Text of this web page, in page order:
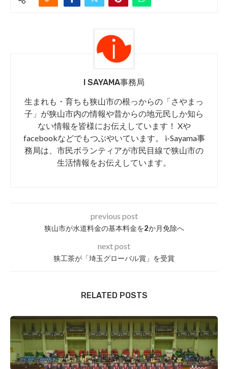
I SAYAMA事務局
生まれも・育ちも狭山市の根っからの「さやまっ
子」が狭山市内の情報や昔からの地元民しか知ら
ない情報を皆様にお伝えしています！ Xや
facebookなどでもつぶやいています。 i-Sayama事
務局は、市民ボランティアが市民目線で狭山市の
生活情報をお伝えしています。
previous post
狭山市が水道料金の基本料金を2か月免除へ
next post
狭工茶が「埼玉グローバル賞」を受賞
RELATED POSTS